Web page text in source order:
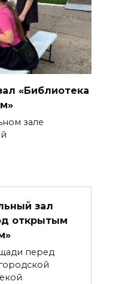
«Библиотека
зале
зал
открытым
перед